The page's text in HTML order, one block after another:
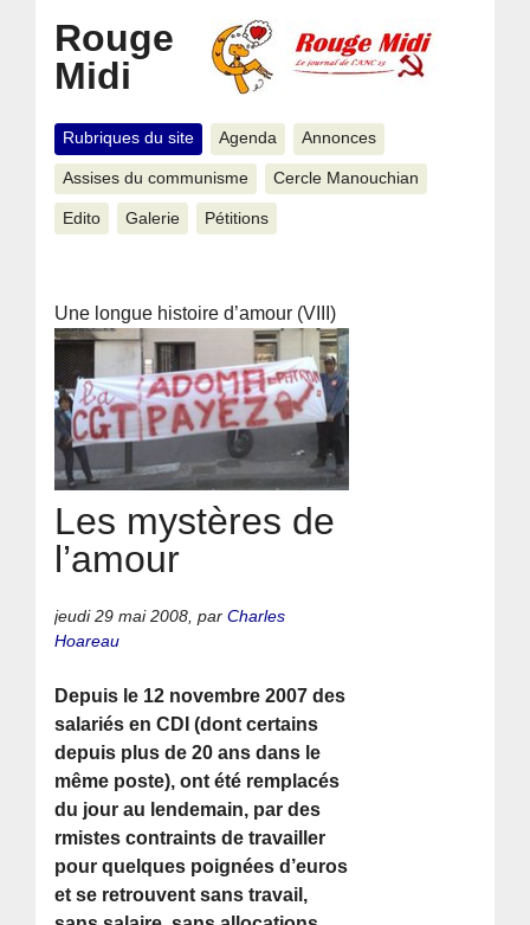
Rouge
Midi
Rubriques du site Agenda Annonces
Assises du communisme Cercle Manouchian
Edito Galerie Pétitions
Une longue histoire d’amour (VIII)
Les mystères de
l’amour
jeudi 29 mai 2008 ,parCharles
Hoareau
Depuis le 12 novembre 2007 des
salariés en CDI (dont certains
depuis plus de 20 ans dans le
même poste), ont été remplacés
du jour au lendemain, par des
rmistes contraints de travailler
pour quelques poignées d’euros
et se retrouvent sans travail,